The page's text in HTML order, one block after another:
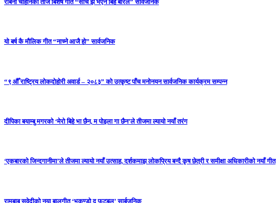
रबिना चौहानको तीज बिशेष गीत “सोचे झै भएन बिहे बरिलै” सार्वजनिक
यो बर्ष कै मौलिक गीत “नाच्ने आजै हो” सार्वजनिक
“९ औँ राष्ट्रिय लोकदोहोरी अवार्ड – २०८३” को उत्कृष्ट पाँच मनोनयन सार्वजनिक कार्यक्रम सम्पन्न
दीपिका बयाम्बु मगरको ‘मेरो बिहे भा छैन, म पोइला गा छैन’ले तीजमा ल्यायो नयाँ तरंग
‘एकबारको जिन्दगानीमा’ले तीजमा ल्यायो नयाँ उत्साह, दर्शकमाझ लोकप्रिय बन्दै कृष छेत्री र समीक्षा अधिकारीको नयाँ गीत
रामबाबु सुवेदीको नया बालगीत ‘भकुण्डो द फुटबल’ सार्बजनिक